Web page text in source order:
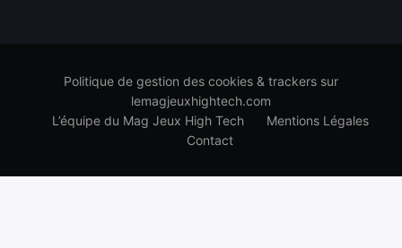
Politique de gestion des cookies & trackers sur
lemagjeuxhightech.com
L’équipe du Mag Jeux High Tech
Mentions Légales
Contact